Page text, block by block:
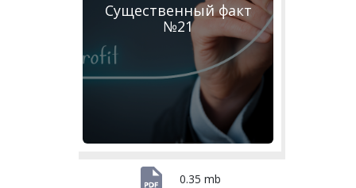
Существенный факт
№21
0.35 mb